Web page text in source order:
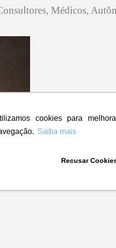
cookies para
Saiba mais
Recusar
Médicos,